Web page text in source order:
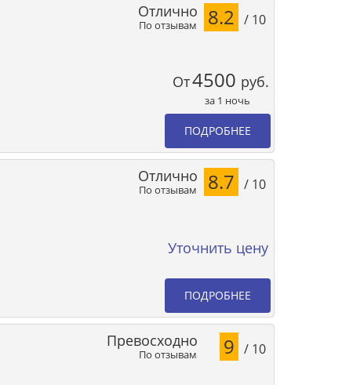
По отзывам
Отлично 8.2 / 10
От4500 руб.
за 1 ночь
ПОДРОБНЕЕ
По отзывам
Отлично 8.7 / 10
Уточнить цену
ПОДРОБНЕЕ
По отзывам
Превосходно 9 / 10